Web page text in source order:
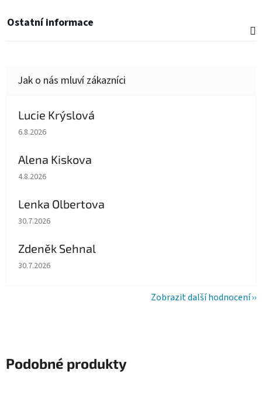
Ostatní informace
Lucie Krýslová
Hodnocení obchodu je 5 z 5 hvězdiček.
6.8.2026
Alena Kiskova
Hodnocení obchodu je 5 z 5 hvězdiček.
4.8.2026
Lenka Olbertova
Hodnocení obchodu je 5 z 5 hvězdiček.
30.7.2026
Zdeněk Sehnal
Hodnocení obchodu je 5 z 5 hvězdiček.
30.7.2026
Zobrazit další hodnocení
Podobné produkty